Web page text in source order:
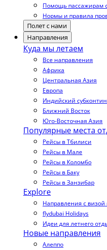
Помощь пассажирам
Нормы и правила
Полет с нами
Направления
Куда мы летаем
Все направления
Африка
Центральная Азия
Европа
Индийский
Ближний Восток
Юго-Восточная Азия
Популярные места
Рейсы в Тбилиси
Рейсы в Мале
Рейсы в Коломбо
Рейсы в Баку
Рейсы в Занзибар
Explore
Направления с
flydubai Holidays
Идеи для летнего
Новые направления
Алеппо